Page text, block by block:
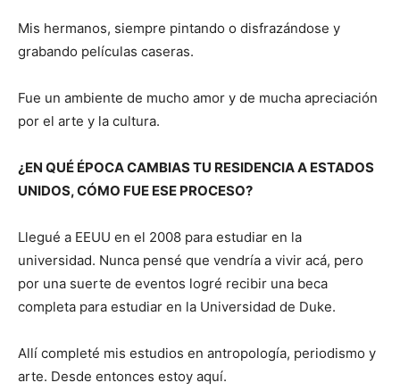
Mis hermanos, siempre pintando o disfrazándose y
grabando películas caseras.
Fue un ambiente de mucho amor y de mucha apreciación
por el arte y la cultura.
¿EN QUÉ ÉPOCA CAMBIAS TU RESIDENCIA A ESTADOS
UNIDOS, CÓMO FUE ESE PROCESO?
Llegué a EEUU en el 2008 para estudiar en la
universidad. Nunca pensé que vendría a vivir acá, pero
por una suerte de eventos logré recibir una beca
completa para estudiar en la Universidad de Duke.
Allí completé mis estudios en antropología, periodismo y
arte. Desde entonces estoy aquí.